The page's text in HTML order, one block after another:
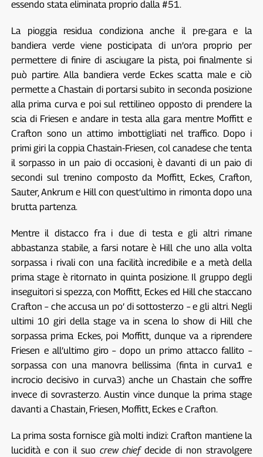
essendo stata eliminata proprio dalla #51.
La pioggia residua condiziona anche il pre-gara e la
bandiera verde viene posticipata di un’ora proprio per
permettere di finire di asciugare la pista, poi finalmente si
può partire. Alla bandiera verde Eckes scatta male e ciò
permette a Chastain di portarsi subito in seconda posizione
alla prima curva e poi sul rettilineo opposto di prendere la
scia di Friesen e andare in testa alla gara mentre Moffitt e
Crafton sono un attimo imbottigliati nel traffico. Dopo i
primi giri la coppia Chastain-Friesen, col canadese che tenta
il sorpasso in un paio di occasioni, è davanti di un paio di
secondi sul trenino composto da Moffitt, Eckes, Crafton,
Sauter, Ankrum e Hill con quest’ultimo in rimonta dopo una
brutta partenza.
Mentre il distacco fra i due di testa e gli altri rimane
abbastanza stabile, a farsi notare è Hill che uno alla volta
sorpassa i rivali con una facilità incredibile e a metà della
prima stage è ritornato in quinta posizione. Il gruppo degli
inseguitori si spezza, con Moffitt, Eckes ed Hill che staccano
Crafton – che accusa un po’ di sottosterzo – e gli altri. Negli
ultimi 10 giri della stage va in scena lo show di Hill che
sorpassa prima Eckes, poi Moffitt, dunque va a riprendere
Friesen e all’ultimo giro – dopo un primo attacco fallito –
sorpassa con una manovra bellissima (finta in curva1 e
incrocio decisivo in curva3) anche un Chastain che soffre
invece di sovrasterzo. Austin vince dunque la prima stage
davanti a Chastain, Friesen, Moffitt, Eckes e Crafton.
La prima sosta fornisce già molti indizi: Crafton mantiene la
lucidità e con il suo crew chiefdecide di non stravolgere